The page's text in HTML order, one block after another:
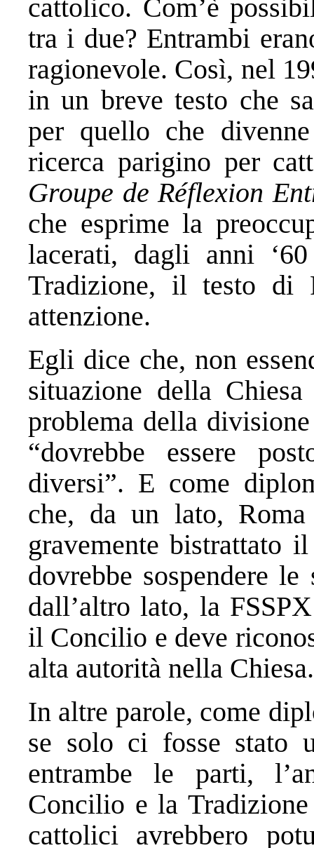
cattolico. Com’è
tra i due? Entrambi
ragionevole. Così, nel
in un breve testo che
per quello che
ricerca parigino per
Groupe de Réflexion
che esprime la
lacerati, dagli anni
Tradizione, il testo di
attenzione.
Egli dice che, non
situazione della
problema della
“dovrebbe essere
diversi”. E come
che, da un lato,
gravemente bistrattato
dovrebbe sospendere
dall’altro lato, la
il Concilio e deve
alta autorità nella Chiesa.
In altre parole, come
se solo ci fosse stato
entrambe le parti,
Concilio e la
cattolici avrebbero